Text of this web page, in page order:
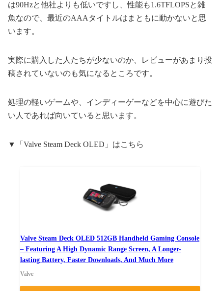
は90Hzと他社よりも低いですし、性能も1.6TFLOPSと雑
魚なので、最近のAAAタイトルはまともに動かないと思
います。
実際に購入した人たちが少ないのか、レビューがあまり投
稿されていないのも気になるところです。
処理の軽いゲームや、インディーゲーなどを中心に遊びた
い人であれば向いていると思います。
▼「Valve Steam Deck OLED」はこちら
Valve Steam Deck OLED 512GB Handheld Gaming Console
– Featuring A High Dynamic Range Screen, A Longer-
lasting Battery, Faster Downloads, And Much More
Valve